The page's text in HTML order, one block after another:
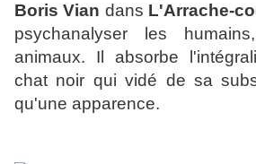
Boris Vian dans L'Arrache-
psychanalyser les
animaux. Il absorbe
chat noir qui vidé de sa
qu'une apparence.